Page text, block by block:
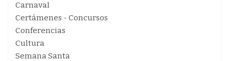
Carnaval
Certámenes - Concursos
Conferencias
Cultura
Semana Santa